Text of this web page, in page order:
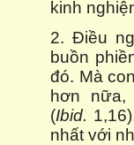
kinh
2. Điều
buồn
đó. Mà
hơn
(Ibid.
nhất với